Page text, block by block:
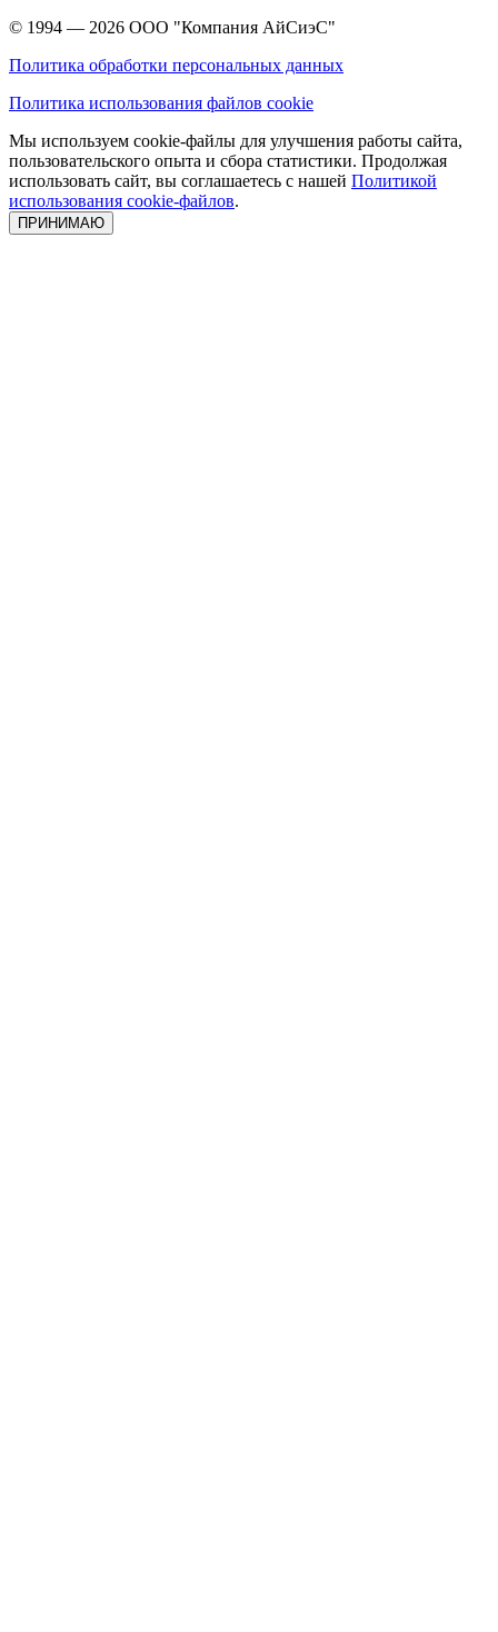
© 1994 — 2026 ООО "Компания АйСиэС"
Политика обработки персональных данных
Политика использования файлов cookie
Мы используем cookie-файлы для улучшения работы сайта,
пользовательского опыта и сбора статистики. Продолжая
использовать сайт, вы соглашаетесь с нашей Политикой
использования cookie-файлов.
ПРИНИМАЮ